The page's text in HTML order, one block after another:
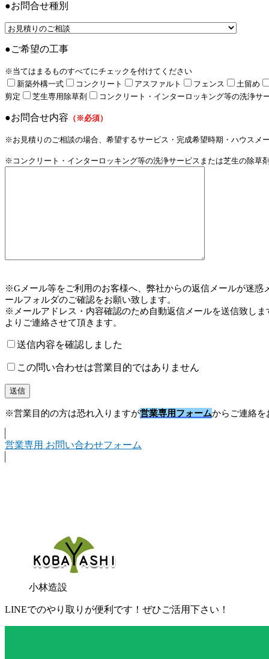
●お問合せ種別
●ご希望の工事
※当てはまるものすべてにチェックを付けてください
新築外構一式
コンクリート アスファルト フェンス
土留め
剪定
芝生専用除草剤 コンクリート・インターロッキング等の洗浄サ
●お問合せ内容 （※必須）
※お見積りのご相談の場合、希望するサービス・完成希望時期・ハウスメ
※コンクリート・インターロッキング等の洗浄サービスまたは芝生の除草
※Gメール等をご利用のお客様へ、弊社からの返信メールが迷
ールフォルダのご確認をお願い致します。
※メールアドレス・内容確認のため自動返信メールを送信致し
よりご連絡させて頂きます。
送信内容を確認しました
この問い合わせは営業目的ではありません
※営業目的の方は恐れ入りますが営業専用フォームからご連絡を
営業専用 お問い合わせフォーム
小林造設
LINEでのやり取りが便利です！ぜひご活用下さい！